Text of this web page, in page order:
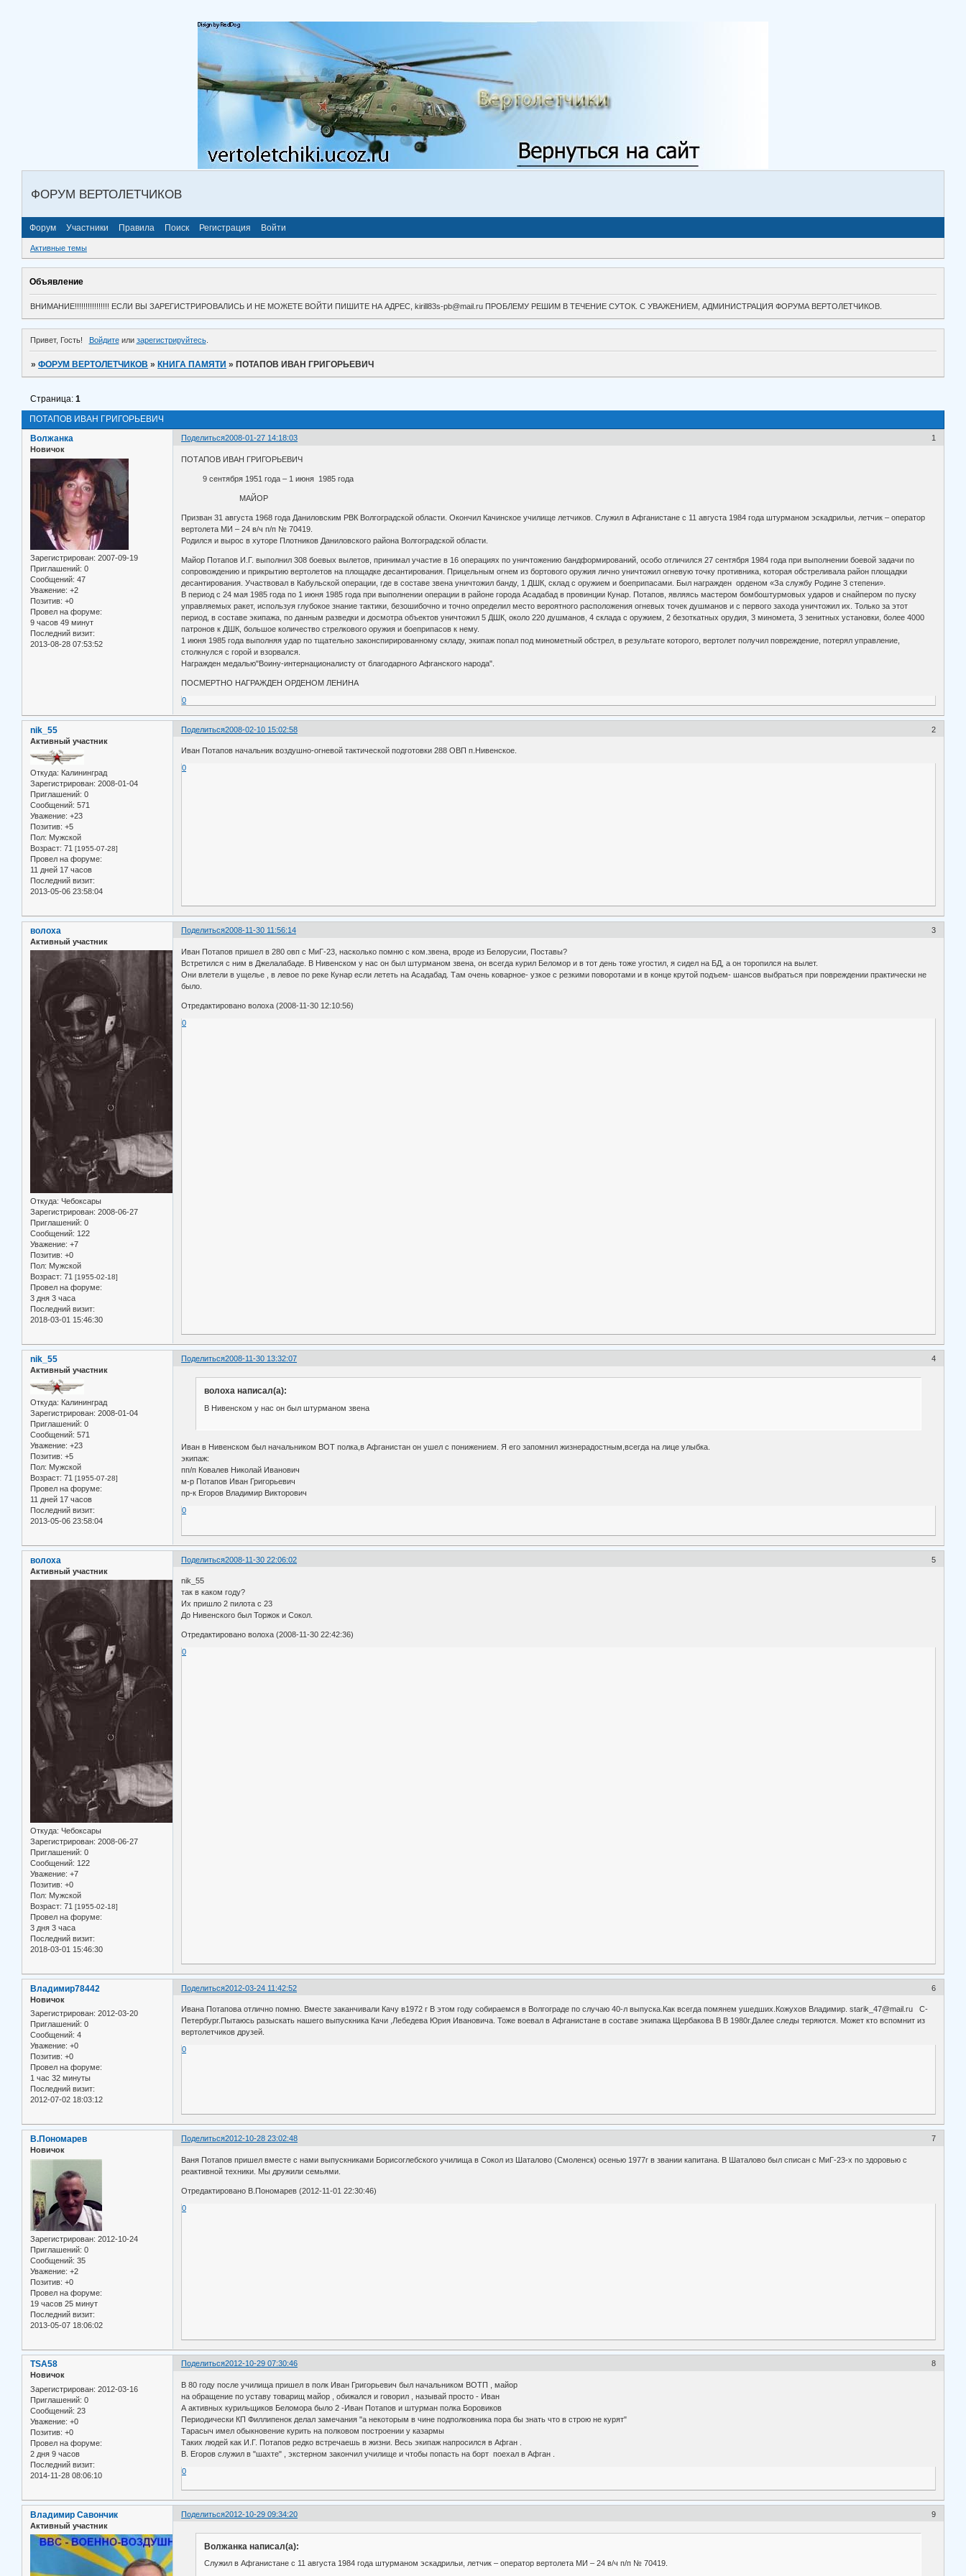
ФОРУМ ВЕРТОЛЕТЧИКОВ
Форум Участники Правила Поиск Регистрация Войти
Активные темы
Объявление
ВНИМАНИЕ!!!!!!!!!!!!!!!! ЕСЛИ ВЫ ЗАРЕГИСТРИРОВАЛИСЬ И НЕ МОЖЕТЕ ВОЙТИ ПИШИТЕ НА АДРЕС, kirill83s-pb@mail.ru ПРОБЛЕМУ РЕШИМ В ТЕЧЕНИЕ СУТОК. С УВАЖЕНИЕМ, АДМИНИСТРАЦИЯ ФОРУМА ВЕРТОЛЕТЧИКОВ.
Привет, Гость! Войдитеили зарегистрируйтесь.
»ФОРУМ ВЕРТОЛЕТЧИКОВ » КНИГА ПАМЯТИ » ПОТАПОВ ИВАН ГРИГОРЬЕВИЧ
ПОТАПОВ ИВАН ГРИГОРЬЕВИЧ
Страница:1
Поделиться 1
2008-01-27 14:18:03
Волжанка
Новичок
Зарегистрирован: 2007-09-19
Приглашений: 0
Сообщений: 47
Уважение: +2
Позитив: +0
Провел на форуме:
9 часов 49 минут
Последний визит:
2013-08-28 07:53:52
ПОТАПОВ ИВАН ГРИГОРЬЕВИЧ
9 сентября 1951 года – 1 июня 1985 года
МАЙОР
Призван 31 августа 1968 года Даниловским РВК Волгоградской области. Окончил Качинское училище летчиков. Служил в Афганистане с 11 августа 1984 года штурманом эскадрильи, летчик – оператор
вертолета МИ – 24 в/ч п/п № 70419.
Родился и вырос в хуторе Плотников Даниловского района Волгоградской области.
Майор Потапов И.Г. выполнил 308 боевых вылетов, принимал участие в 16 операциях по уничтожению бандформирований, особо отличился 27 сентября 1984 года при выполнении боевой задачи по
сопровождению и прикрытию вертолетов на площадке десантирования. Прицельным огнем из бортового оружия лично уничтожил огневую точку противника, которая обстреливала район площадки
десантирования. Участвовал в Кабульской операции, где в составе звена уничтожил банду, 1 ДШК, склад с оружием и боеприпасами. Был награжден орденом «За службу Родине 3 степени».
В период с 24 мая 1985 года по 1 июня 1985 года при выполнении операции в районе города Асадабад в провинции Кунар. Потапов, являясь мастером бомбоштурмовых ударов и снайпером по пуску
управляемых ракет, используя глубокое знание тактики, безошибочно и точно определил место вероятного расположения огневых точек душманов и с первого захода уничтожил их. Только за этот
период, в составе экипажа, по данным разведки и досмотра объектов уничтожил 5 ДШК, около 220 душманов, 4 склада с оружием, 2 безоткатных орудия, 3 миномета, 3 зенитных установки, более 4000
патронов к ДШК, большое количество стрелкового оружия и боеприпасов к нему.
1 июня 1985 года выполняя удар по тщательно законспирированному складу, экипаж попал под минометный обстрел, в результате которого, вертолет получил повреждение, потерял управление,
столкнулся с горой и взорвался.
Награжден медалью"Воину-интернационалисту от благодарного Афганского народа".
ПОСМЕРТНО НАГРАЖДЕН ОРДЕНОМ ЛЕНИНА
0
Поделиться 2
2008-02-10 15:02:58
nik_55
Активный участник
Откуда: Калининград
Зарегистрирован: 2008-01-04
Приглашений: 0
Сообщений: 571
Уважение: +23
Позитив: +5
Пол: Мужской
Возраст: 71 [1955-07-28]
Провел на форуме:
11 дней 17 часов
Последний визит:
2013-05-06 23:58:04
Иван Потапов начальник воздушно-огневой тактической подготовки 288 ОВП п.Нивенское.
0
Поделиться 3
2008-11-30 11:56:14
волоха
Активный участник
Откуда: Чебоксары
Зарегистрирован: 2008-06-27
Приглашений: 0
Сообщений: 122
Уважение: +7
Позитив: +0
Пол: Мужской
Возраст: 71 [1955-02-18]
Провел на форуме:
3 дня 3 часа
Последний визит:
2018-03-01 15:46:30
Иван Потапов пришел в 280 овп с МиГ-23, насколько помню с ком.звена, вроде из Белорусии, Поставы?
Встретился с ним в Джелалабаде. В Нивенском у нас он был штурманом звена, он всегда курил Беломор и в тот день тоже угостил, я сидел на БД, а он торопился на вылет.
Они влетели в ущелье , в левое по реке Кунар если лететь на Асадабад. Там очень коварное- узкое с резкими поворотами и в конце крутой подъем- шансов выбраться при повреждении практически не
было.
Отредактировано волоха (2008-11-30 12:10:56)
0
Поделиться 4
2008-11-30 13:32:07
nik_55
Активный участник
Откуда: Калининград
Зарегистрирован: 2008-01-04
Приглашений: 0
Сообщений: 571
Уважение: +23
Позитив: +5
Пол: Мужской
Возраст: 71 [1955-07-28]
Провел на форуме:
11 дней 17 часов
Последний визит:
2013-05-06 23:58:04
волоха написал(а):
В Нивенском у нас он был штурманом звена
Иван в Нивенском был начальником ВОТ полка,в Афганистан он ушел с понижением. Я его запомнил жизнерадостным,всегда на лице улыбка.
экипаж:
пп/п Ковалев Николай Иванович
м-р Потапов Иван Григорьевич
пр-к Егоров Владимир Викторович
0
Поделиться 5
2008-11-30 22:06:02
волоха
Активный участник
Откуда: Чебоксары
Зарегистрирован: 2008-06-27
Приглашений: 0
Сообщений: 122
Уважение: +7
Позитив: +0
Пол: Мужской
Возраст: 71 [1955-02-18]
Провел на форуме:
3 дня 3 часа
Последний визит:
2018-03-01 15:46:30
nik_55
так в каком году?
Их пришло 2 пилота с 23
До Нивенского был Торжок и Сокол.
Отредактировано волоха (2008-11-30 22:42:36)
0
Поделиться 6
2012-03-24 11:42:52
Владимир78442
Новичок
Зарегистрирован: 2012-03-20
Приглашений: 0
Сообщений: 4
Уважение: +0
Позитив: +0
Провел на форуме:
1 час 32 минуты
Последний визит:
2012-07-02 18:03:12
Ивана Потапова отлично помню. Вместе заканчивали Качу в1972 г В этом году собираемся в Волгограде по случаю 40-л выпуска.Как всегда помянем ушедших.Кожухов Владимир. starik_47@mail.ru С-
Петербург.Пытаюсь разыскать нашего выпускника Качи ,Лебедева Юрия Ивановича. Тоже воевал в Афганистане в составе экипажа Щербакова В В 1980г.Далее следы теряются. Может кто вспомнит из
вертолетчиков друзей.
0
Поделиться 7
2012-10-28 23:02:48
В.Пономарев
Новичок
Зарегистрирован: 2012-10-24
Приглашений: 0
Сообщений: 35
Уважение: +2
Позитив: +0
Провел на форуме:
19 часов 25 минут
Последний визит:
2013-05-07 18:06:02
Ваня Потапов пришел вместе с нами выпускниками Борисоглебского училища в Сокол из Шаталово (Смоленск) осенью 1977г в звании капитана. В Шаталово был списан с МиГ-23-х по здоровью с
реактивной техники. Мы дружили семьями.
Отредактировано В.Пономарев (2012-11-01 22:30:46)
0
Поделиться 8
2012-10-29 07:30:46
TSA58
Новичок
Зарегистрирован: 2012-03-16
Приглашений: 0
Сообщений: 23
Уважение: +0
Позитив: +0
Провел на форуме:
2 дня 9 часов
Последний визит:
2014-11-28 08:06:10
В 80 году после училища пришел в полк Иван Григорьевич был начальником ВОТП , майор
на обращение по уставу товарищ майор , обижался и говорил , называй просто - Иван
А активных курильщиков Беломора было 2 -Иван Потапов и штурман полка Боровиков
Периодически КП Филлипенок делал замечания "а некоторым в чине подполковника пора бы знать что в строю не курят"
Тарасыч имел обыкновение курить на полковом построении у казармы
Таких людей как И.Г. Потапов редко встречаешь в жизни. Весь экипаж напросился в Афган .
В. Егоров служил в "шахте" , экстерном закончил училище и чтобы попасть на борт поехал в Афган .
0
Поделиться 9
2012-10-29 09:34:20
Владимир Савончик
Активный участник
Волжанка написал(а):
Служил в Афганистане с 11 августа 1984 года штурманом эскадрильи, летчик – оператор вертолета МИ – 24 в/ч п/п № 70419.